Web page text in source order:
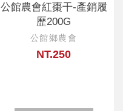
公館農會紅棗干-產銷履
歷200G
公館鄉農會
NT.250